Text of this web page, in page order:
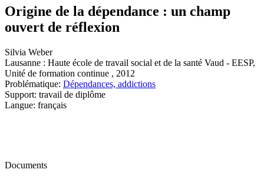
Origine de la dépendance : un champ
ouvert de réflexion
Silvia Weber
Lausanne : Haute école de travail social et de la santé Vaud - EESP,
Unité de formation continue , 2012
Problématique: Dépendances, addictions
Support: travail de diplôme
Langue: français
Documents